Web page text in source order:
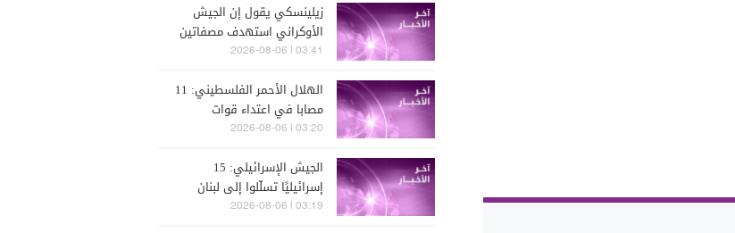
زيلينسكي يقول إن الجيش
الأوكراني استهدف مصفاتين
للنفط في روسيا
03:41 | 2026-08-06
الهلال الأحمر الفلسطيني: 11
مصابا في اعتداء قوات
اسرائيلية عليهم بالضرب خلال
قلنديا
03:20 | 2026-08-06
الجيش الإسرائيلي: 15
إسرائيليًا تسلّلوا إلى لبنان
الأربعاء بعد إتلاف السياج
03:19 | 2026-08-06